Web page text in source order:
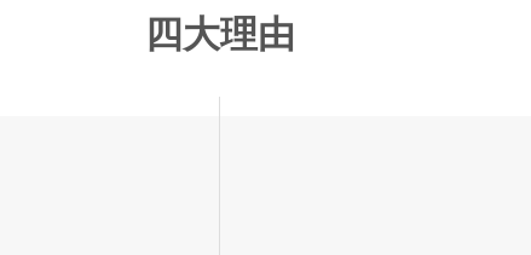
四大理由